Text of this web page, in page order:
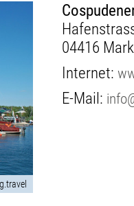
04416
Internet:
E-Mail: